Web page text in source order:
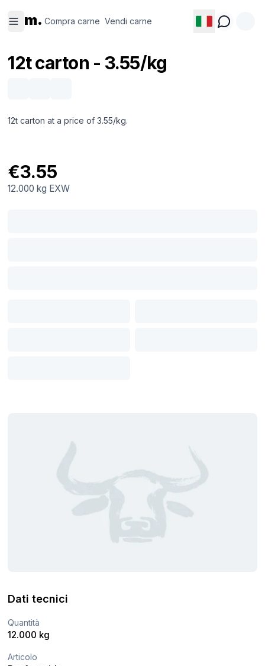
m. Compra carne Vendi carne
carne
carne
12t carton - 3.55/kg
12t carton at a price of 3.55/kg.
€3.55
12.000 kg EXW
Dati tecnici
Quantità
12.000 kg
Articolo